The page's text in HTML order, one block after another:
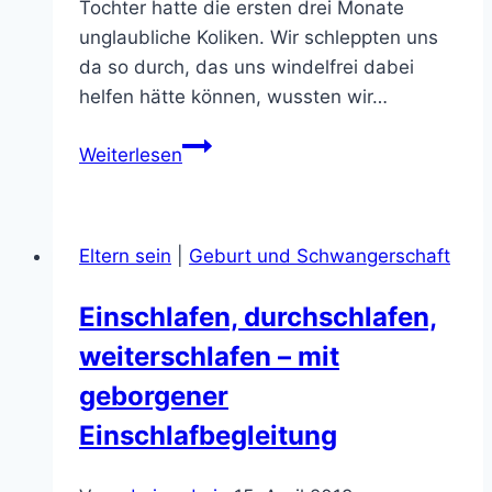
Tochter hatte die ersten drei Monate
unglaubliche Koliken. Wir schleppten uns
da so durch, das uns windelfrei dabei
helfen hätte können, wussten wir…
WeiterlesenWindelfrei
Eltern sein Geburt und Schwangerschaft
Einschlafen, durchschlafen,
weiterschlafen – mit
geborgener
Einschlafbegleitung